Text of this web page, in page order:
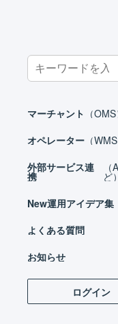
Search
for:
マーチャント （OMS
オペレーター （WMS
外部サービス連
携
ど）
New運用アイデア集
よくある質問
お知らせ
ログイン
ホーム よくある質問
「配送方法「XXX」が、
置換ルールに登録されて
一括
「配
が、
トフ
送方
登録
ん。